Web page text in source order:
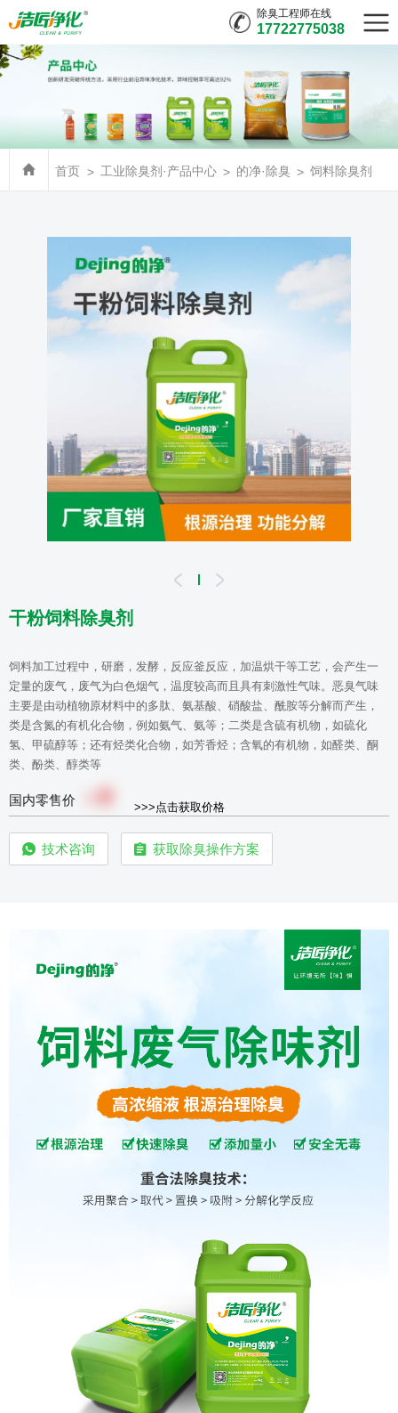
除臭工程师在线
17722775038
首页 工业除臭剂·产品中心 的净·除臭 饲料除臭剂
干粉饲料除臭剂
饲料加工过程中，研磨，发酵，反应釜反应，加温烘干等工艺，会产生一
定量的废气，废气为白色烟气，温度较高而且具有刺激性气味。恶臭气味
主要是由动植物原材料中的多肽、氨基酸、硝酸盐、酰胺等分解而产生，
类是含氮的有机化合物，例如氨气、氨等；二类是含硫有机物，如硫化
氢、甲硫醇等；还有烃类化合物，如芳香烃；含氧的有机物，如醛类、酮
类、酚类、醇类等
国内零售价 0 >>>点击获取价格
技术咨询 获取除臭操作方案